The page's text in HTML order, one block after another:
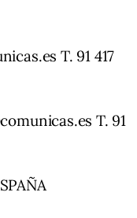
T. 91 417
T. 91